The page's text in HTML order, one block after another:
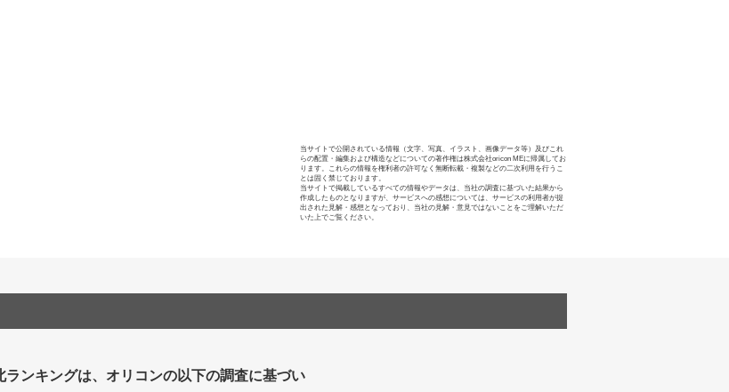
当サイトで公開されている情報（文字、写真、イラスト、画像データ等）及びこれ
らの配置・編集および構造などについての著作権は株式会社oricon MEに帰属してお
ります。これらの情報を権利者の許可なく無断転載・複製などの二次利用を行うこ
とは固く禁じております。
当サイトで掲載しているすべての情報やデータは、当社の調査に基づいた結果から
作成したものとなりますが、サービスへの感想については、サービスの利用者が提
出された見解・感想となっており、当社の見解・意見ではないことをご理解いただ
いた上でご覧ください。
ランキングは、オリコンの以下の調査に基づい